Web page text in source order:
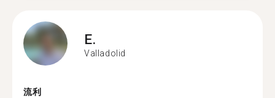
E.
Valladolid
流利